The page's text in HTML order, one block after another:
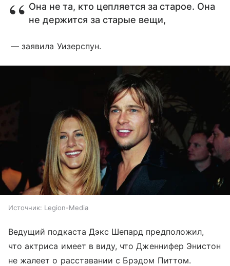
Она не та, кто цепляется за старое. Она
не держится за старые вещи,
— заявила Уизерспун.
Источник: Legion-Media
Ведущий подкаста Дэкс Шепард предположил,
что актриса имеет в виду, что Дженнифер Энистон
не жалеет о расставании с Брэдом Питтом.